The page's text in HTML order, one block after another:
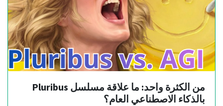
من الكثرة واحد: ما علاقة مسلسل Pluribus
بالذكاء الاصطناعي العام؟